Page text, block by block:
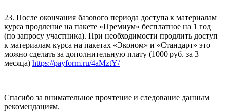
23. После окончания базового периода доступа к материалам
курса продление на пакете «Премиум» бесплатное на 1 год
(по запросу участника). При необходимости продлить доступ
к материалам курса на пакетах «Эконом» и «Стандарт» это
можно сделать за дополнительную плату (1000 руб. за 3
месяца) https://payform.ru/4aMztY/
Спасибо за внимательное прочтение и следование данным
рекомендациям.